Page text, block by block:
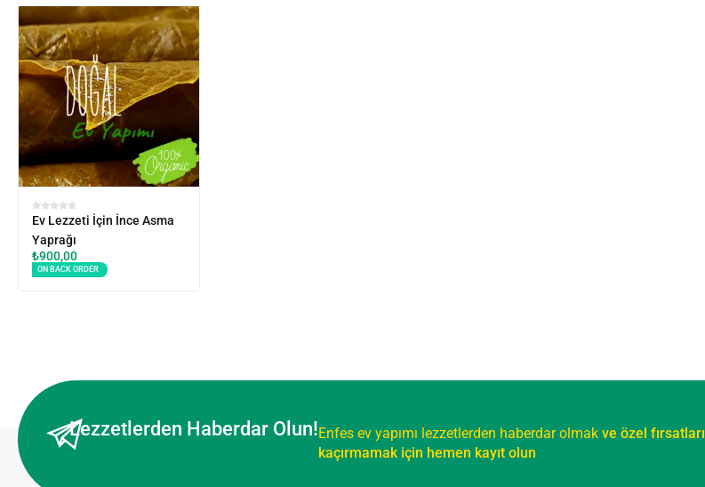
Ev Lezzeti İçin İnce Asma
Yaprağı
₺900,00
ON BACK ORDER
Lezzetlerden Haberdar Olun!Enfes ev yapımı lezzetlerden haberdar olmakve özel fırsatları
kaçırmamak için hemen kayıt olun